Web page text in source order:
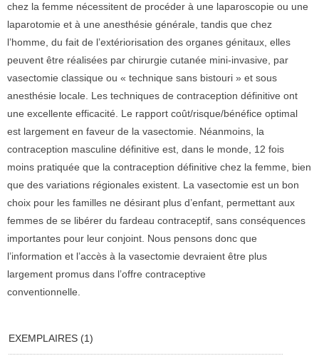
chez la femme nécessitent de procéder à une laparoscopie ou une
laparotomie et à une anesthésie générale, tandis que chez
l’homme, du fait de l’extériorisation des organes génitaux, elles
peuvent être réalisées par chirurgie cutanée mini-invasive, par
vasectomie classique ou « technique sans bistouri » et sous
anesthésie locale. Les techniques de contraception définitive ont
une excellente efficacité. Le rapport coût/risque/bénéfice optimal
est largement en faveur de la vasectomie. Néanmoins, la
contraception masculine définitive est, dans le monde, 12 fois
moins pratiquée que la contraception définitive chez la femme, bien
que des variations régionales existent. La vasectomie est un bon
choix pour les familles ne désirant plus d’enfant, permettant aux
femmes de se libérer du fardeau contraceptif, sans conséquences
importantes pour leur conjoint. Nous pensons donc que
l’information et l’accès à la vasectomie devraient être plus
largement promus dans l’offre contraceptive
conventionnelle.
EXEMPLAIRES (1)